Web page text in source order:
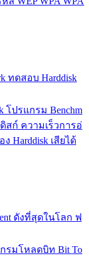
ทดสอบ Harddisk
โปรแกรม Benchm
สก์ ความเร็วการอ่
Harddisk เสียได้
ดังที่สุดในโลก ฟ
รมโหลดบิท Bit To